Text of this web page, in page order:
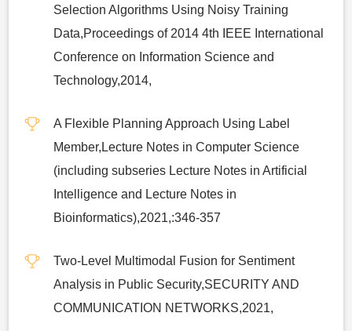
Selection Algorithms Using Noisy Training
Data,Proceedings of 2014 4th IEEE International
Conference on Information Science and
Technology,2014,
A Flexible Planning Approach Using Label
Member,Lecture Notes in Computer Science
(including subseries Lecture Notes in Artificial
Intelligence and Lecture Notes in
Bioinformatics),2021,:346-357
Two-Level Multimodal Fusion for Sentiment
Analysis in Public Security,SECURITY AND
COMMUNICATION NETWORKS,2021,